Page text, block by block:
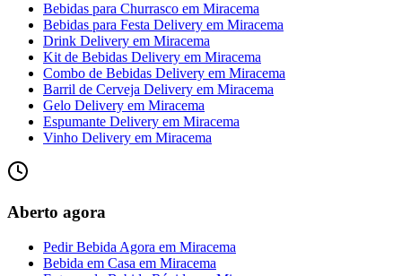
Bebidas para Churrasco em Miracema
Bebidas para Festa Delivery em Miracema
Drink Delivery em Miracema
Kit de Bebidas Delivery em Miracema
Combo de Bebidas Delivery em Miracema
Barril de Cerveja Delivery em Miracema
Gelo Delivery em Miracema
Espumante Delivery em Miracema
Vinho Delivery em Miracema
Aberto agora
Pedir Bebida Agora em Miracema
Bebida em Casa em Miracema